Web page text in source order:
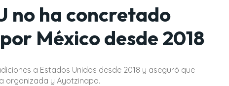
no ha concretado
México desde 2018
a Estados Unidos desde 2018 y aseguró que
organizada y Ayotzinapa.